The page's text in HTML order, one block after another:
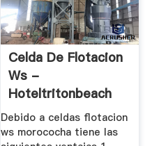
Celda De Flotacion
Ws -
Hoteltritonbeach
Debido a celdas flotacion
ws morococha tiene las